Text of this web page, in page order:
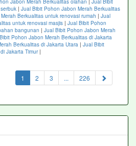
Jabon Merah Berkualitas olahan | Jual Bibit
| Jual Bibit Pohon Jabon Merah Berkualitas
Berkualitas untuk renovasi rumah | Jual
untuk renovasi masjis | Jual Bibit Pohon
bangunan | Jual Bibit Pohon Jabon Merah
Pohon Jabon Merah Berkualitas di Jakarta
Berkualitas di Jakarta Utara | Jual Bibit
Jakarta Timur|
1 (current)
2 3 ... 226